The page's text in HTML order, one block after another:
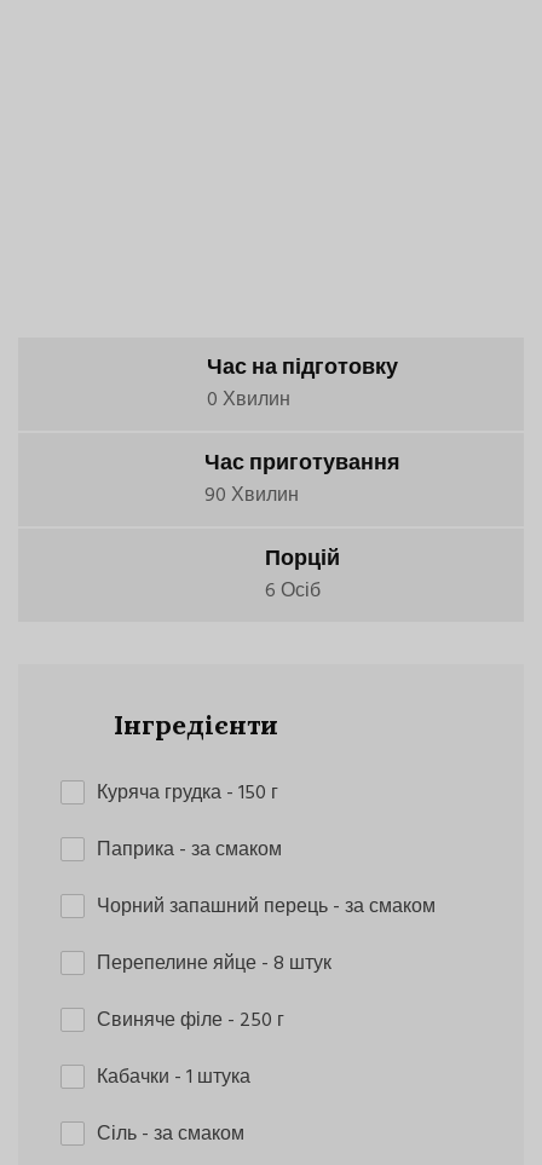
Час на підготовку
0 Хвилин
Час приготування
90 Хвилин
Порцій
6 Осіб
Інгредієнти
Куряча грудка- 150 г
Паприка- за смаком
Чорний запашний перець- за смаком
Перепелине яйце- 8 штук
Свиняче філе- 250 г
Кабачки - 1 штука
Сіль- за смаком